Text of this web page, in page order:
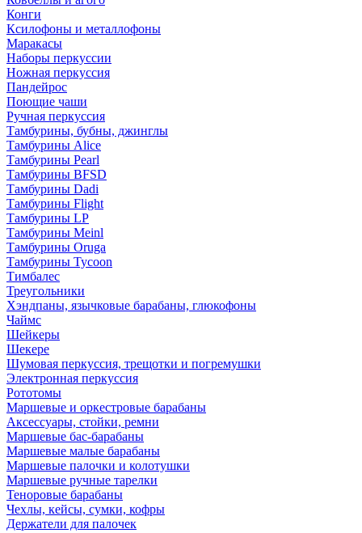
Конги
Ксилофоны и металлофоны
Маракасы
Наборы перкуссии
Ножная перкуссия
Пандейрос
Поющие чаши
Ручная перкуссия
Тамбурины, бубны, джинглы
Тамбурины Alice
Тамбурины Pearl
Тамбурины BFSD
Тамбурины Dadi
Тамбурины Flight
Тамбурины LP
Тамбурины Meinl
Тамбурины Oruga
Тамбурины Tycoon
Тимбалес
Треугольники
Хэндпаны, язычковые барабаны, глюкофоны
Чаймс
Шейкеры
Шекере
Шумовая перкуссия, трещотки и погремушки
Электронная перкуссия
Рототомы
Маршевые и оркестровые барабаны
Аксессуары, стойки, ремни
Маршевые бас-барабаны
Маршевые малые барабаны
Маршевые палочки и колотушки
Маршевые ручные тарелки
Теноровые барабаны
Чехлы, кейсы, сумки, кофры
Держатели для палочек